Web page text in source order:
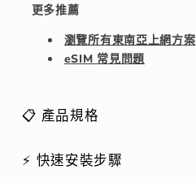
更多推薦
瀏覽所有東南亞上網方案
eSIM 常見問題
📋 產品規格
⚡ 快速安裝步驟